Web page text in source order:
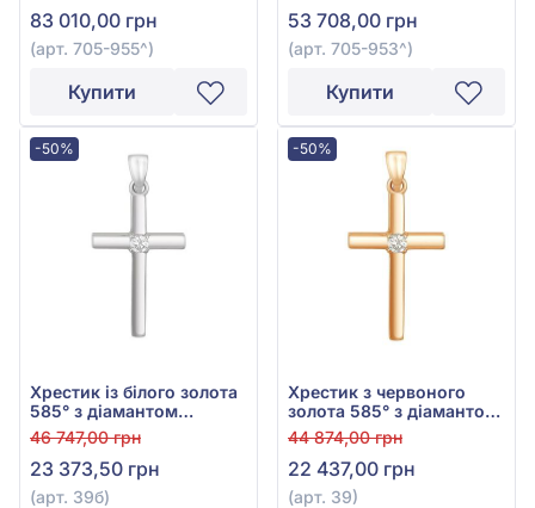
83 010,00 грн
(арт. 705-955^)
Купити
53 708,00 грн
(арт. 705-953^)
Купити
-50%
Хрестик із білого золота
585° з діамантом
0,095ct, арт. 39б
46 747,00 грн
23 373,50 грн
(арт. 39б)
-50%
Хрестик з червоного
золота 585° з діамантом
0,085ct, арт. 39
44 874,00 грн
22 437,00 грн
(арт. 39)